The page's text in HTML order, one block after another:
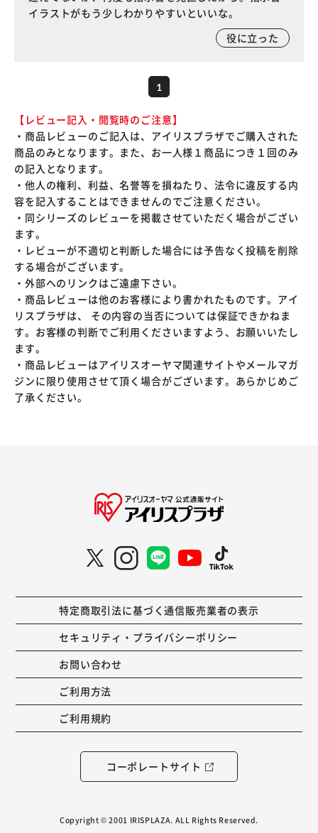
イラストがもう少しわかりやすいといいな。
役に立った
1
【レビュー記入・閲覧時のご注意】
・商品レビューのご記入は、アイリスプラザでご購入された
商品のみとなります。また、お一人様１商品につき１回のみ
の記入となります。
・他人の権利、利益、名誉等を損ねたり、法令に違反する内
容を記入することはできませんのでご注意ください。
・同シリーズのレビューを掲載させていただく場合がござい
ます。
・レビューが不適切と判断した場合には予告なく投稿を削除
する場合がございます。
・外部へのリンクはご遠慮下さい。
・商品レビューは他のお客様により書かれたものです。アイ
リスプラザは、 その内容の当否については保証できかねま
す。お客様の判断でご利用くださいますよう、お願いいたし
ます。
・商品レビューはアイリスオーヤマ関連サイトやメールマガ
ジンに限り使用させて頂く場合がございます。あらかじめご
了承ください。
特定商取引法に基づく通信販売業者の表示
セキュリティ・プライバシーポリシー
お問い合わせ
ご利用方法
ご利用規約
コーポレートサイト
Copyright © 2001 IRISPLAZA. ALL Rights Reserved.